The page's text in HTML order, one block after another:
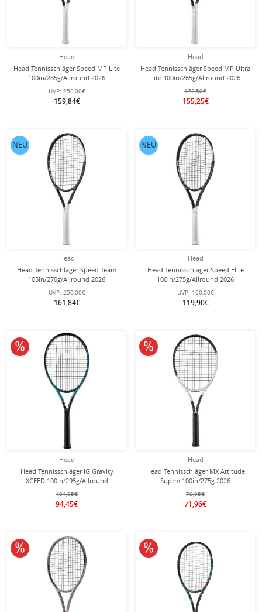
Head
Head Tennisschläger Speed MP Lite
100in/285g/Allround 2026
schwarz/weiss - unbesaitet -
UVP: 250,00€
159,84€
Head
Head Tennisschläger Speed MP Ultra
Lite 100in/265g/Allround 2026
schwarz/weiss - unbesaitet -
172,50€
155,25€
Head
Head Tennisschläger Speed Team
105in/270g/Allround 2026
schwarz/weiss - unbesaitet -
UVP: 250,00€
161,84€
NEU
Head
Head Tennisschläger Speed Elite
100in/275g/Allround 2026
schwarz/weiss - besaitet -
UVP: 160,00€
119,90€
NEU
Head
Head Tennisschläger IG Gravity
XCEED 100in/295g/Allround
blau/schwarz - besaitet -
104,95€
94,45€
10% reduziert
Head
Head Tennisschläger MX Attitude
Suprm 100in/275g 2026
schwarz/weiss - besaitet -
79,95€
71,96€
10% reduziert
10% reduziert 10% reduziert